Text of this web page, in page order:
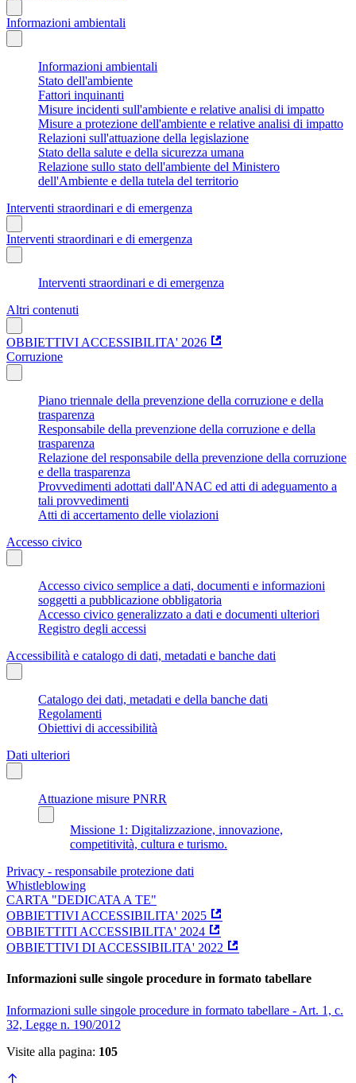
Informazioni ambientali
Informazioni ambientali
Stato dell'ambiente
Fattori inquinanti
Misure incidenti sull'ambiente e relative analisi di impatto
Misure a protezione dell'ambiente e relative analisi di impatto
Relazioni sull'attuazione della legislazione
Stato della salute e della sicurezza umana
Relazione sullo stato dell'ambiente del Ministero
dell'Ambiente e della tutela del territorio
Interventi straordinari e di emergenza
Interventi straordinari e di emergenza
Interventi straordinari e di emergenza
Altri contenuti
OBBIETTIVI ACCESSIBILITA' 2026
Corruzione
Piano triennale della prevenzione della corruzione e della
trasparenza
Responsabile della prevenzione della corruzione e della
trasparenza
Relazione del responsabile della prevenzione della corruzione
e della trasparenza
Provvedimenti adottati dall'ANAC ed atti di adeguamento a
tali provvedimenti
Atti di accertamento delle violazioni
Accesso civico
Accesso civico semplice a dati, documenti e informazioni
soggetti a pubblicazione obbligatoria
Accesso civico generalizzato a dati e documenti ulteriori
Registro degli accessi
Accessibilità e catalogo di dati, metadati e banche dati
Catalogo dei dati, metadati e della banche dati
Regolamenti
Obiettivi di accessibilità
Dati ulteriori
Attuazione misure PNRR
Missione 1: Digitalizzazione, innovazione,
competitività, cultura e turismo.
Privacy - responsabile protezione dati
Whistleblowing
CARTA "DEDICATA A TE"
OBBIETTIVI ACCESSIBILITA' 2025
OBBIETTITI ACCESSIBILITA' 2024
OBBIETTIVI DI ACCESSIBILITA' 2022
Informazioni sulle singole procedure in formato tabellare
Informazioni sulle singole procedure in formato tabellare - Art. 1, c.
32, Legge n. 190/2012
Visite alla pagina: 105